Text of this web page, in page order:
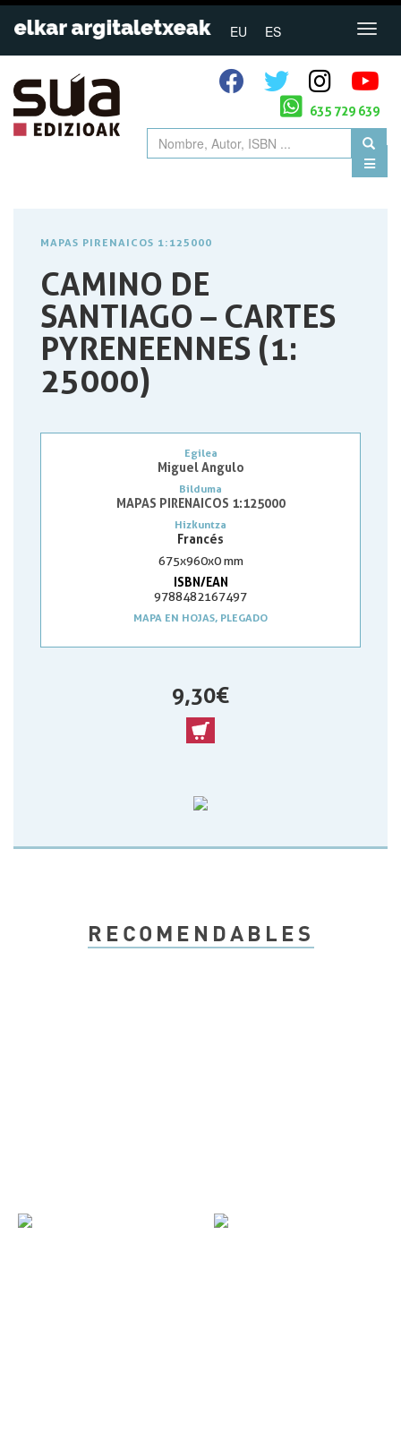
EU ES
635 729 639
MAPAS PIRENAICOS 1:125000
CAMINO DE
SANTIAGO – CARTES
PYRENEENNES (1:
25000)
Egilea
Miguel Angulo
Bilduma
MAPAS PIRENAICOS 1:125000
Hizkuntza
Francés
675x960x0 mm
ISBN/EAN
9788482167497
MAPA EN HOJAS, PLEGADO
9,30 €
RECOMENDABLES